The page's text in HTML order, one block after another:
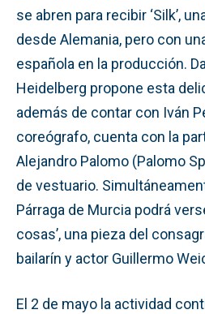
se abren para recibir ‘Silk’,
desde Alemania, pero con
española en la producción.
Heidelberg propone esta
además de contar con Iván
coreógrafo, cuenta con la
Alejandro Palomo (Palomo
de vestuario.
Párraga de Murcia podrá
cosas’, una pieza del
bailarín y actor Guillermo
El 2 de mayo la actividad